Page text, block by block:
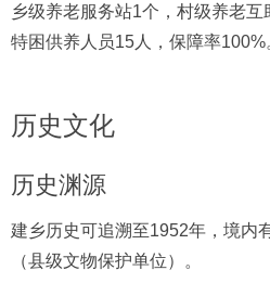
乡级养老服务站1个，村级养老互
特困供养人员15人，保障率100%
历史文化
历史渊源
建乡历史可追溯至1952年，境内
（县级文物保护单位）。